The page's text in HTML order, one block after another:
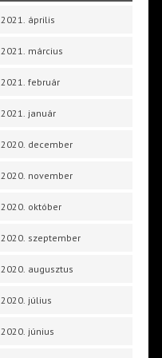
2021. április
2021. március
2021. február
2021. január
2020. december
2020. november
2020. október
2020. szeptember
2020. augusztus
2020. július
2020. június